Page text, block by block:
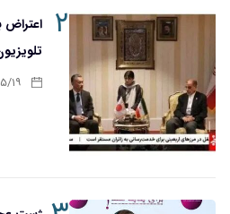
۲
اعتراض به حجاب مترجم سفیر ژاپن در
۱۴۰۵/۰۵/۱۹ ۲۲:۴۵